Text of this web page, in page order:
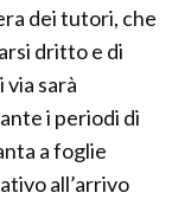
dei tutori, che
dritto e di
sarà
i periodi di
a foglie
all’arrivo